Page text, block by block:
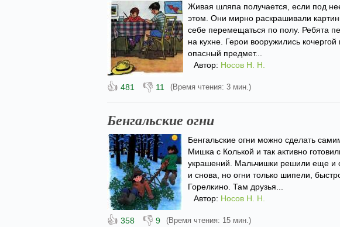
Живая шляпа получается, если под
этом. Они мирно раскрашивали
себе перемещаться по полу. Ребята
на кухне. Герои вооружились
опасный предмет...
Автор: Носов Н. Н.
👍 481 👎 11 (Время чтения: 3 мин.)
Бенгальские огни
Бенгальские огни можно сделать
Мишка с Колькой и так активно
украшений. Мальчишки решили еще и
и снова, но огни только шипели,
Горелкино. Там друзья...
Автор: Носов Н. Н.
👍 358 👎 9 (Время чтения: 15 мин.)